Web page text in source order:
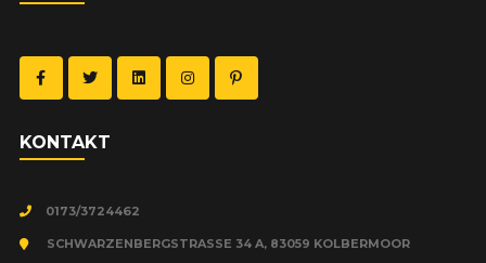
KON­TAKT
0173/3724462
SCHWARZENBERGSTRASSE 34 A, 83059 KOLBERMOOR